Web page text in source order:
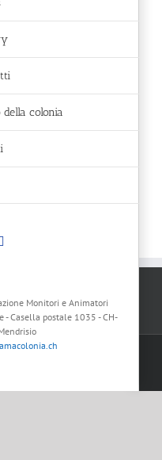
della colonia
Monitori e Animatori
- Casella postale 1035 - CH-